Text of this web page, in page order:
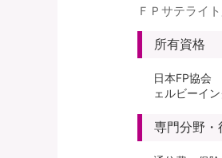
ＦＰサテライ
所有資格
日本FP協会
ェルビーイ
専門分野・